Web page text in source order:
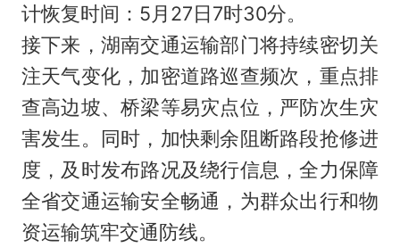
计恢复时间：5月27日7时30分。
接下来，湖南交通运输部门将持续密切关
注天气变化，加密道路巡查频次，重点排
查高边坡、桥梁等易灾点位，严防次生灾
害发生。同时，加快剩余阻断路段抢修进
度，及时发布路况及绕行信息，全力保障
全省交通运输安全畅通，为群众出行和物
资运输筑牢交通防线。